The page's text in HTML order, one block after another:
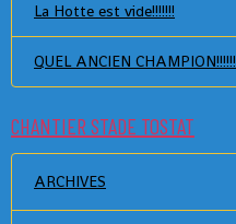
La Hotte est vide!!!!!!!
QUEL ANCIEN CHAMPION!!!!!!
CHANTIER STADE TOSTAT
ARCHIVES